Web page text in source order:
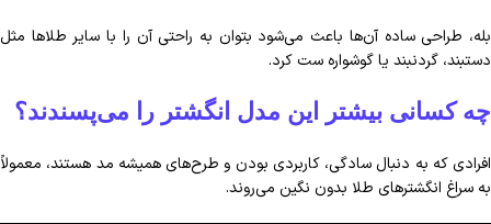
بله، طراحی ساده آن‌ها باعث می‌شود بتوان به راحتی آن را با سایر طلاها مثل
دستبند، گردنبند یا گوشواره ست کرد.
چه کسانی بیشتر این مدل انگشتر را می‌پسندند؟
افرادی که به دنبال سادگی، کاربردی بودن و طرح‌های همیشه مد هستند، معمولاً
به سراغ انگشترهای طلا بدون نگین می‌روند.